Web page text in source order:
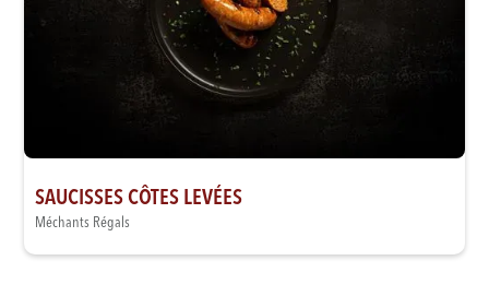
SAUCISSES CÔTES LEVÉES
Méchants Régals